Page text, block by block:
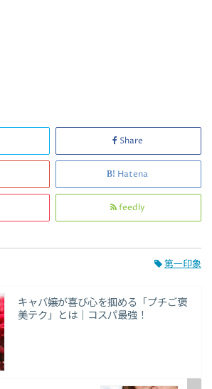
Share
Hatena
feedly
第一印象
キャバ嬢が喜び心を掴める「プチご褒
美テク」とは｜コスパ最強！